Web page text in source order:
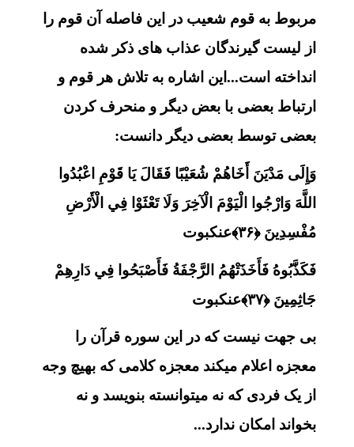
مربوط به قوم شعیب در این فاصله آن قوم را
از لیست گیرندگان عذاب های ذکر شده
انداخته است...این اشاره به تلاش هر قوم و
ارتباط بعضی با بعض دیگر و منحرف کردن
بعضی توسط بعضی دیگر دانست:
وَإِلَى مَدْيَنَ أَخَاهُمْ شُعَيْبًا فَقَالَ يَا قَوْمِ اعْبُدُوا
اللَّهَ وَارْجُوا الْيَوْمَ الْآخِرَ وَلَا تَعْثَوْا فِي الْأَرْضِ
مُفْسِدِينَ ﴿۳۶﴾عنکبوت
فَكَذَّبُوهُ فَأَخَذَتْهُمُ الرَّجْفَةُ فَأَصْبَحُوا فِي دَارِهِمْ
جَاثِمِينَ ﴿۳۷﴾عنکبوت
بی جهت نیست که در این سوره قرآن را
معجزه اعلام میکند معجزه کلامی که بهیچ وجه
از یک فردی که نه میتوانسته بنویسد و نه
بخواند امکان ندارد...